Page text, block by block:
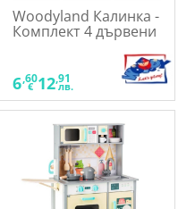
Woodyland Калинка -
Комплект 4 дървени
6,60
€ 12,91
лв.